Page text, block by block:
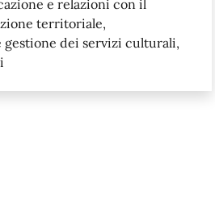
e relazioni con il
territoriale,
gestione dei servizi culturali,